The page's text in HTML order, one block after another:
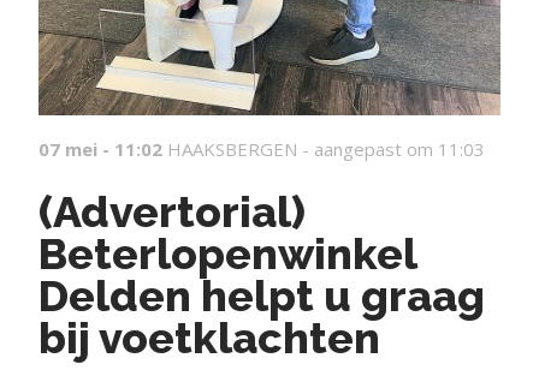
07 mei - 11:02 HAAKSBERGEN - aangepast om 11:03
(Advertorial)
Beterlopenwinkel
Delden helpt u graag
bij voetklachten